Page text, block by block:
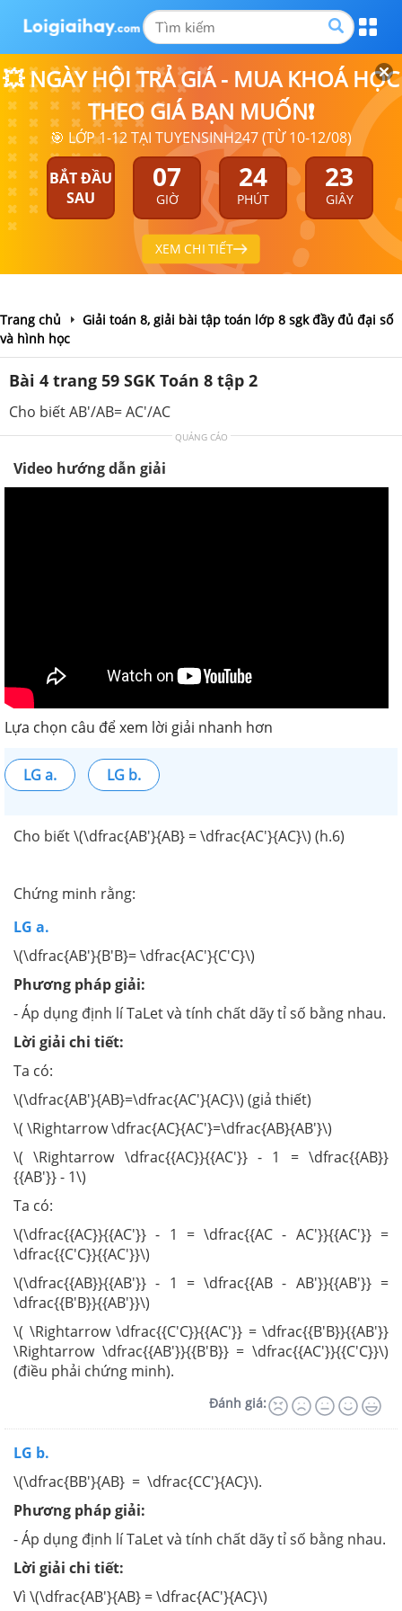
💥 NGÀY HỘI TRẢ GIÁ - MUA KHOÁ HỌC
THEO GIÁ BẠN MUỐN❗
🎯 LỚP 1-12 TẠI TUYENSINH247 (TỪ 10-12/08)
BẮT ĐẦU
SAU
07
GIỜ
24
PHÚT
22
GIÂY
XEM CHI TIẾT
Trang chủ
Giải toán 8, giải bài tập toán lớp 8 sgk đầy đủ đại số
và hình học
Bài 4 trang 59 SGK Toán 8 tập 2
Cho biết AB'/AB= AC'/AC
QUẢNG CÁO
Video hướng dẫn giải
Lựa chọn câu để xem lời giải nhanh hơn
LG a. LG b.
Cho biết \(\dfrac{AB'}{AB} = \dfrac{AC'}{AC}\) (h.6)
Chứng minh rằng:
LG a.
\(\dfrac{AB'}{B'B}= \dfrac{AC'}{C'C}\)
Phương pháp giải:
- Áp dụng định lí TaLet và tính chất dãy tỉ số bằng nhau.
Lời giải chi tiết:
Ta có:
\(\dfrac{AB'}{AB}=\dfrac{AC'}{AC}\) (giả thiết)
\( \Rightarrow \dfrac{AC}{AC'}=\dfrac{AB}{AB'}\)
\( \Rightarrow \dfrac{{AC}}{{AC'}} - 1 = \dfrac{{AB}}
{{AB'}} - 1\)
Ta có:
\(\dfrac{{AC}}{{AC'}} - 1 = \dfrac{{AC - AC'}}{{AC'}} =
\dfrac{{C'C}}{{AC'}}\)
\(\dfrac{{AB}}{{AB'}} - 1 = \dfrac{{AB - AB'}}{{AB'}} =
\dfrac{{B'B}}{{AB'}}\)
\( \Rightarrow \dfrac{{C'C}}{{AC'}} = \dfrac{{B'B}}{{AB'}}
\Rightarrow \dfrac{{AB'}}{{B'B}} = \dfrac{{AC'}}{{C'C}}\)
(điều phải chứng minh).
Đánh giá:
LG b.
\(\dfrac{BB'}{AB} = \dfrac{CC'}{AC}\).
Phương pháp giải:
- Áp dụng định lí TaLet và tính chất dãy tỉ số bằng nhau.
Lời giải chi tiết:
Vì \(\dfrac{AB'}{AB} = \dfrac{AC'}{AC}\)